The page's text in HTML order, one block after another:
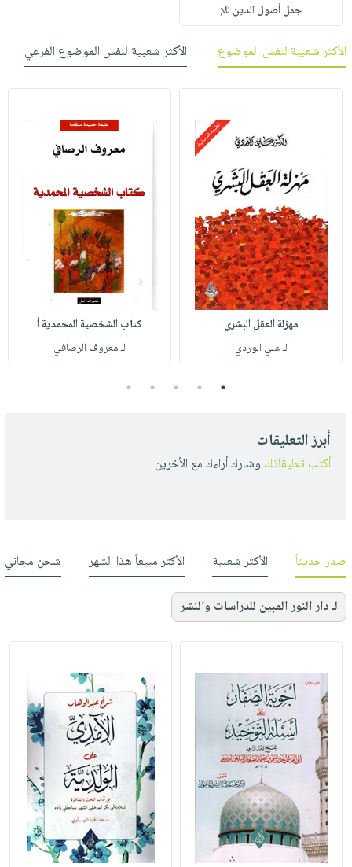
جمل أصول الدين للإ
الأكثر شعبية لنفس الموضوع الأكثر شعبية لنفس الموضوع الفرعي
مهزلة العقل البشري
لـ علي الوردي
كتاب الشخصية المحمدية أ
لـ معروف الرصافي
1
2
3
4
5
أبرز التعليقات
أكتب تعليقاتك وشارك أراءك مع الأخرين
صدر حديثاً الأكثر شعبية الأكثر مبيعاً هذا الشهر شحن مجاني
لـ دار النور المبين للدراسات والنشر